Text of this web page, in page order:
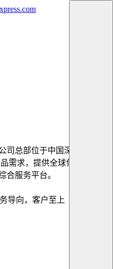
司总部位于中国深圳，为解
需求，提供全球化便捷式跨
合服务平台。
导向，客户至上